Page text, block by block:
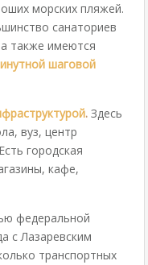
морских пляжей.
санаториев
также имеются
шаговой
. Здесь
вуз, центр
городская
кафе,
федеральной
с Лазаревским
транспортных